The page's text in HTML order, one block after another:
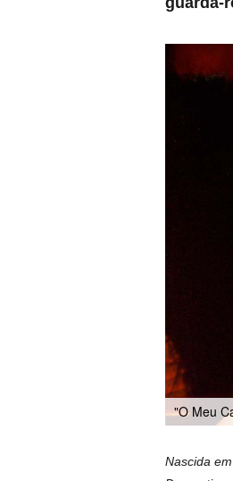
"O Meu
Nascida